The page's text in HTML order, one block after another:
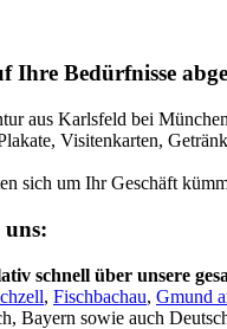
Ihre Bedürfnisse
aus Karlsfeld bei
Visitenkarten,
sich um Ihr Geschäft
schnell über unsere
, Fischbachau, Gmund
Bayern sowie auch